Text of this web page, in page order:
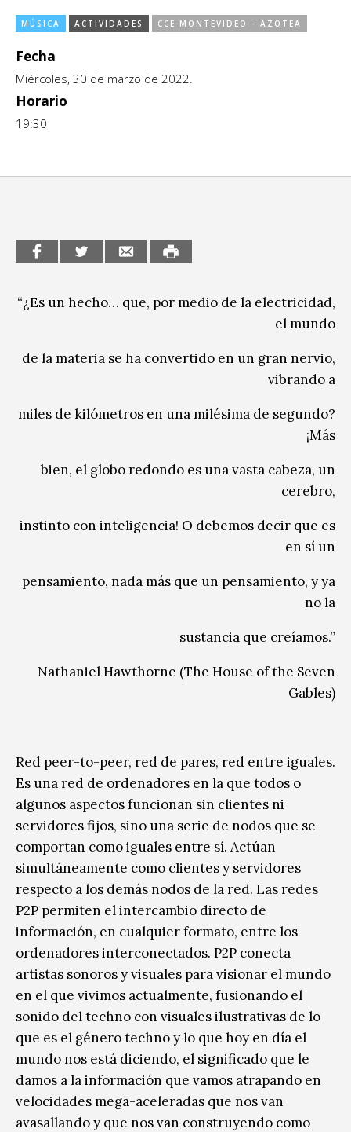
CCE en el interior/libros
Espacio itinerante de lectura infantil
Exposiciones
Formación
Género y Diversidad
Infantil y Juvenil
MÚSICA ACTIVIDADES CCE MONTEVIDEO - AZOTEA
Fecha
Miércoles, 30 de marzo de 2022.
Horario
19:30
“¿Es un hecho… que, por medio de la electricidad,
el mundo
de la materia se ha convertido en un gran nervio,
vibrando a
miles de kilómetros en una milésima de segundo?
¡Más
bien, el globo redondo es una vasta cabeza, un
cerebro,
instinto con inteligencia! O debemos decir que es
en sí un
pensamiento, nada más que un pensamiento, y ya
no la
sustancia que creíamos.”
Nathaniel Hawthorne (The House of the Seven
Gables)
Red peer-to-peer, red de pares, red entre iguales.
Es una red de ordenadores en la que todos o
algunos aspectos funcionan sin clientes ni
servidores fijos, sino una serie de nodos que se
comportan como iguales entre sí. Actúan
simultáneamente como clientes y servidores
respecto a los demás nodos de la red. Las redes
P2P permiten el intercambio directo de
información, en cualquier formato, entre los
ordenadores interconectados. P2P conecta
artistas sonoros y visuales para visionar el mundo
en el que vivimos actualmente, fusionando el
sonido del techno con visuales ilustrativas de lo
que es el género techno y lo que hoy en día el
mundo nos está diciendo, el significado que le
damos a la información que vamos atrapando en
velocidades mega-aceleradas que nos van
avasallando y que nos van construyendo como